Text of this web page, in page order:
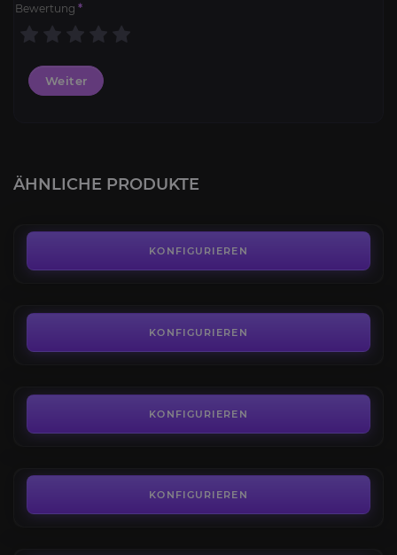
Bewertung *
Weiter
ÄHNLICHE PRODUKTE
KONFIGURIEREN
Festung der Stürme Einstimmung
KONFIGURIEREN
KONFIGURIEREN
KONFIGURIEREN
Die Arkatraz